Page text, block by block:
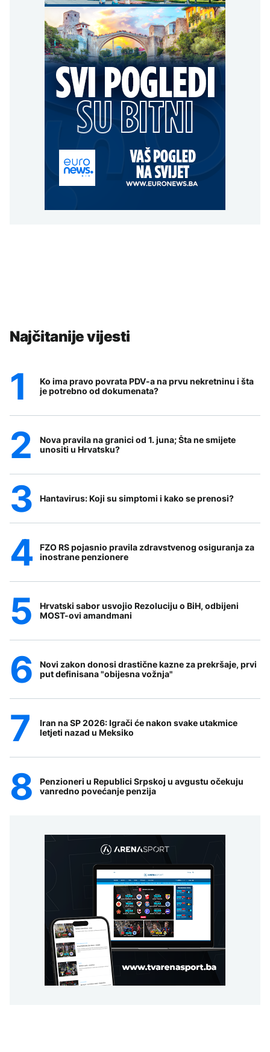
Najčitanije vijesti
Ko ima pravo povrata PDV-a na prvu nekretninu i šta
je potrebno od dokumenata?
Nova pravila na granici od 1. juna; Šta ne smijete
unositi u Hrvatsku?
Hantavirus: Koji su simptomi i kako se prenosi?
FZO RS pojasnio pravila zdravstvenog osiguranja za
inostrane penzionere
Hrvatski sabor usvojio Rezoluciju o BiH, odbijeni
MOST-ovi amandmani
Novi zakon donosi drastične kazne za prekršaje, prvi
put definisana "obijesna vožnja"
Iran na SP 2026: Igrači će nakon svake utakmice
letjeti nazad u Meksiko
Penzioneri u Republici Srpskoj u avgustu očekuju
vanredno povećanje penzija